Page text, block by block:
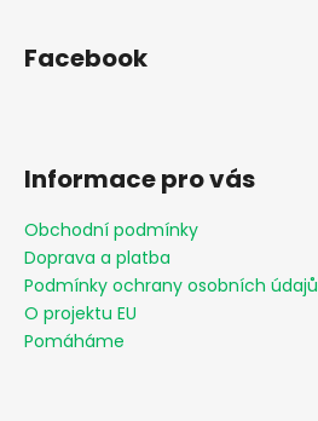
Facebook
Informace pro vás
Obchodní podmínky
Doprava a platba
Podmínky ochrany osobních údajů
O projektu EU
Pomáháme